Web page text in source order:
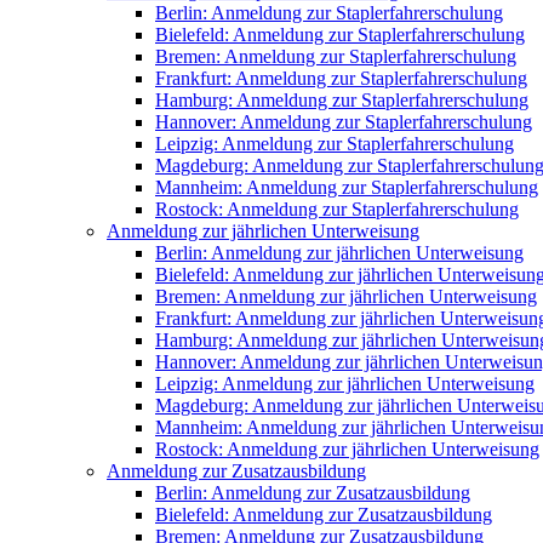
Berlin: Anmeldung zur Staplerfahrerschulung
Bielefeld: Anmeldung zur Staplerfahrerschulung
Bremen: Anmeldung zur Staplerfahrerschulung
Frankfurt: Anmeldung zur Staplerfahrerschulung
Hamburg: Anmeldung zur Staplerfahrerschulung
Hannover: Anmeldung zur Staplerfahrerschulung
Leipzig: Anmeldung zur Staplerfahrerschulung
Magdeburg: Anmeldung zur Staplerfahrerschulung
Mannheim: Anmeldung zur Staplerfahrerschulung
Rostock: Anmeldung zur Staplerfahrerschulung
Anmeldung zur jährlichen Unterweisung
Berlin: Anmeldung zur jährlichen Unterweisung
Bielefeld: Anmeldung zur jährlichen
Bremen: Anmeldung zur jährlichen Unterweisung
Frankfurt: Anmeldung zur jährlichen
Hamburg: Anmeldung zur jährlichen
Hannover: Anmeldung zur jährlichen
Leipzig: Anmeldung zur jährlichen Unterweisung
Magdeburg: Anmeldung zur jährlichen
Mannheim: Anmeldung zur jährlichen
Rostock: Anmeldung zur jährlichen Unterweisung
Anmeldung zur Zusatzausbildung
Berlin: Anmeldung zur Zusatzausbildung
Bielefeld: Anmeldung zur Zusatzausbildung
Bremen: Anmeldung zur Zusatzausbildung